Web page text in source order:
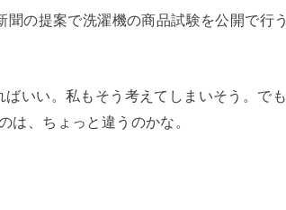
の提案で洗濯機の商品試験を公開で行う
いい。私もそう考えてしまいそう。でも
は、ちょっと違うのかな。